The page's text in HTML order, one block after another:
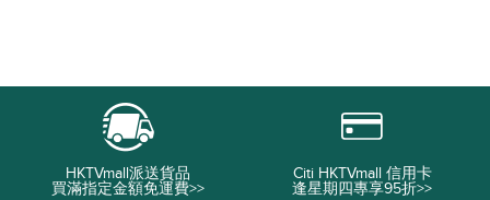
HKTVmall派送貨品
買滿指定金額免運費>>
Citi HKTVmall 信用卡
逢星期四專享95折>>